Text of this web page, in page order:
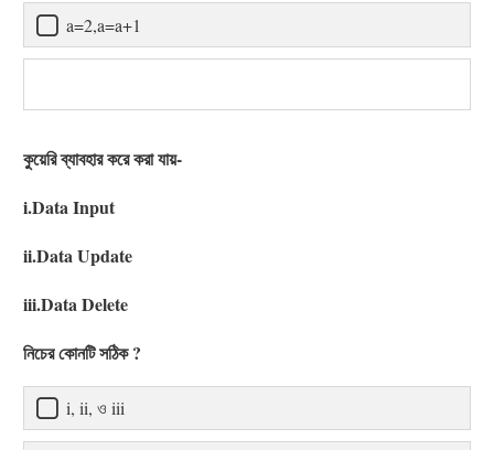
a=2,a=a+1
কুয়েরি ব্যাবহার করে করা যায়-
i.Data Input
ii.Data Update
iii.Data Delete
নিচের কোনটি সঠিক ?
i, ii, ও iii